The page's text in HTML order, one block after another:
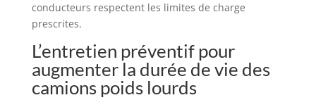
conducteurs respectent les limites de charge
prescrites.
L’entretien préventif pour
augmenter la durée de vie des
camions poids lourds